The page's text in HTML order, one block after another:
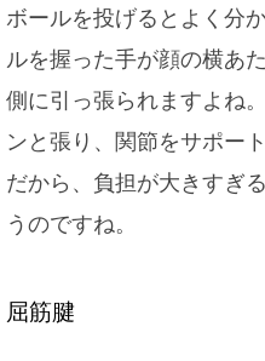
ボールを投げるとよく分
ルを握った手が顔の横あ
側に引っ張られますよね
ンと張り、関節をサポー
だから、負担が大きすぎ
うのですね。
屈筋腱